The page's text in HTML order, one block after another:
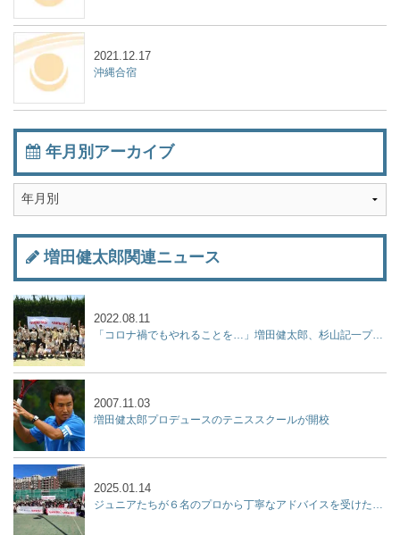
沖縄合宿
2021.12.17
年月別アーカイブ
増田健太郎関連ニュース
「コロナ禍でもやれることを…」増田健太郎、杉山記一プロらが「ジュニア強化練習会」を開催！
2022.08.11
増田健太郎プロデュースのテニススクールが開校
2007.11.03
ジュニアたちが６名のプロから丁寧なアドバイスを受けた２時間『杉山記一強化練習会 2025 supported by リポビタン』開催
2025.01.14